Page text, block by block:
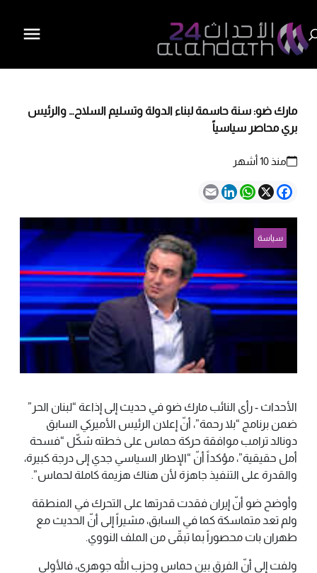
مارك ضو: سنة حاسمة لبناء الدولة وتسليم السلاح… والرئيس
بري محاصر سياسياً
منذ 10 أشهر
Facebook
X
WhatsApp
LinkedIn
Email
سياسة
الأحداث - رأى النائب مارك ضو في حديث إلى إذاعة “لبنان الحر”
ضمن برنامج “بلا رحمة”، أنّ إعلان الرئيس الأميركي السابق
دونالد ترامب موافقة حركة حماس على خطته شكّل “فسحة
أمل حقيقية”، مؤكداً أنّ “الإطار السياسي جدي إلى درجة كبيرة،
والقدرة على التنفيذ جاهزة لأن هناك هزيمة كاملة لحماس”.
وأوضح ضو أنّ إيران فقدت قدرتها على التحرك في المنطقة
ولم تعد متماسكة كما في السابق، مشيراً إلى أنّ الحديث مع
طهران بات محصوراً بما تبقّى من الملف النووي.
ولفت إلى أنّ الفرق بين حماس وحزب الله جوهري، فالأولى